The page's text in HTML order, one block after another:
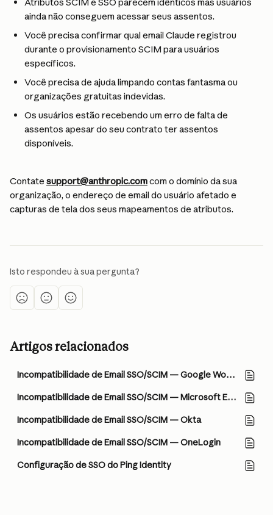
ainda não conseguem acessar seus assentos.
Você precisa confirmar qual email Claude registrou
durante o provisionamento SCIM para usuários
específicos.
Você precisa de ajuda limpando contas fantasma ou
organizações gratuitas indevidas.
Os usuários estão recebendo um erro de falta de
assentos apesar do seu contrato ter assentos
disponíveis.
Contate support@anthropic.com com o domínio da sua
organização, o endereço de email do usuário afetado e
capturas de tela dos seus mapeamentos de atributos.
Isto respondeu à sua pergunta?
Artigos relacionados
Incompatibilidade de Email SSO/SCIM — Google Workspace
Incompatibilidade de Email SSO/SCIM — Microsoft Entra ID
Incompatibilidade de Email SSO/SCIM — Okta
Incompatibilidade de Email SSO/SCIM — OneLogin
Configuração de SSO do Ping Identity